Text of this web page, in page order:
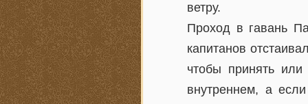
ветру.
Проход в гавань
капитанов
чтобы принять
внутреннем, а